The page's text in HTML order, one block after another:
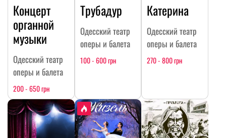
Концерт
органной
музыки
Одесский театр
оперы и балета
200 - 650 грн
Трубадур
Одесский театр
оперы и балета
100 - 600 грн
Катерина
Одесский театр
оперы и балета
270 - 800 грн